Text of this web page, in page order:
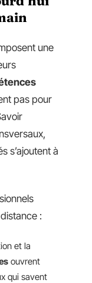
une
pas pour
s’ajoutent à
:
et la
ouvrent
qui savent